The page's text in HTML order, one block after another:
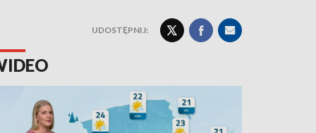
UDOSTĘPNIJ: